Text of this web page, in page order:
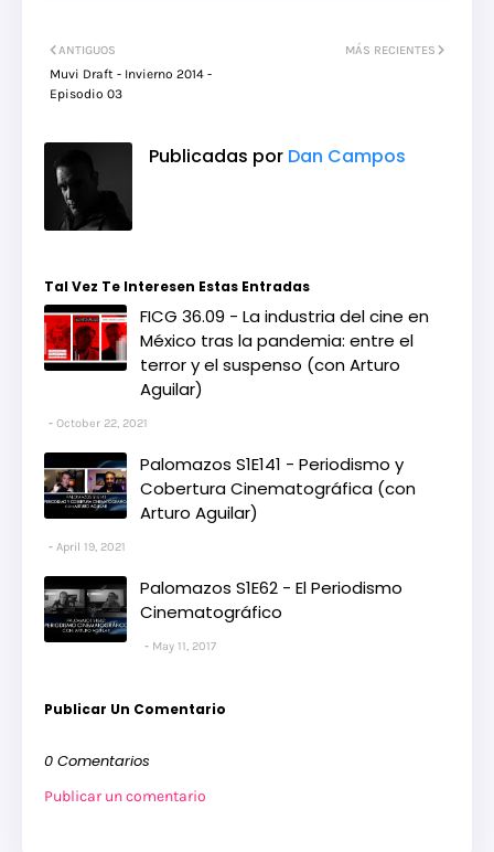
MÁS RECIENTES
ANTIGUOS
Muvi Draft - Invierno 2014 -
Episodio 03
Publicadas por Dan Campos
Tal Vez Te Interesen Estas Entradas
FICG 36.09 - La industria del cine en
México tras la pandemia: entre el
terror y el suspenso (con Arturo
Aguilar)
October 22, 2021
Palomazos S1E141 - Periodismo y
Cobertura Cinematográfica (con
Arturo Aguilar)
April 19, 2021
Palomazos S1E62 - El Periodismo
Cinematográfico
May 11, 2017
Publicar Un Comentario
0 Comentarios
Publicar un comentario